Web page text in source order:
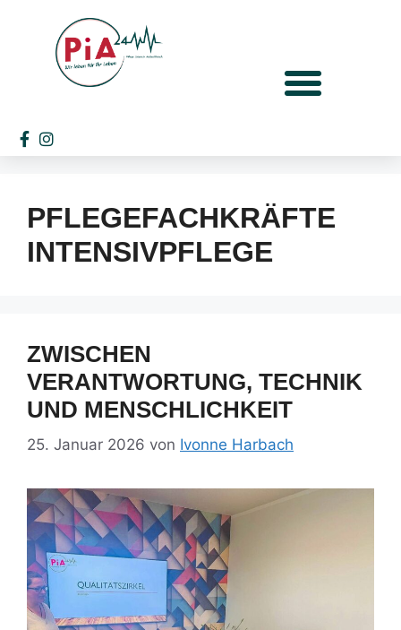
PFLEGEFACHKRÄFTE
INTENSIVPFLEGE
ZWISCHEN
VERANTWORTUNG, TECHNIK
UND MENSCHLICHKEIT
25. Januar 2026 von Ivonne Harbach